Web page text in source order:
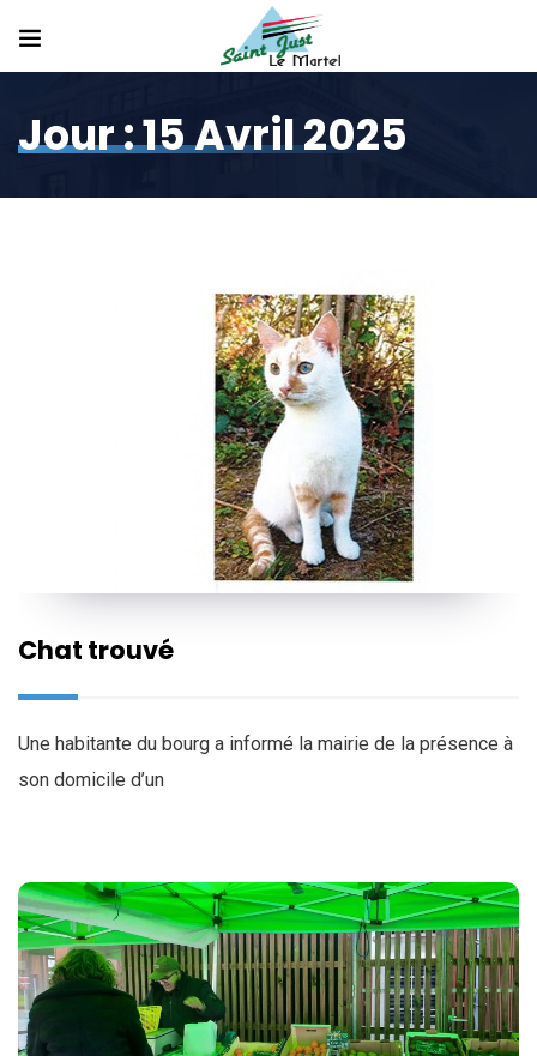
Jour :15 Avril 2025
Chat trouvé
Une habitante du bourg a informé la mairie de la présence à
son domicile d’un